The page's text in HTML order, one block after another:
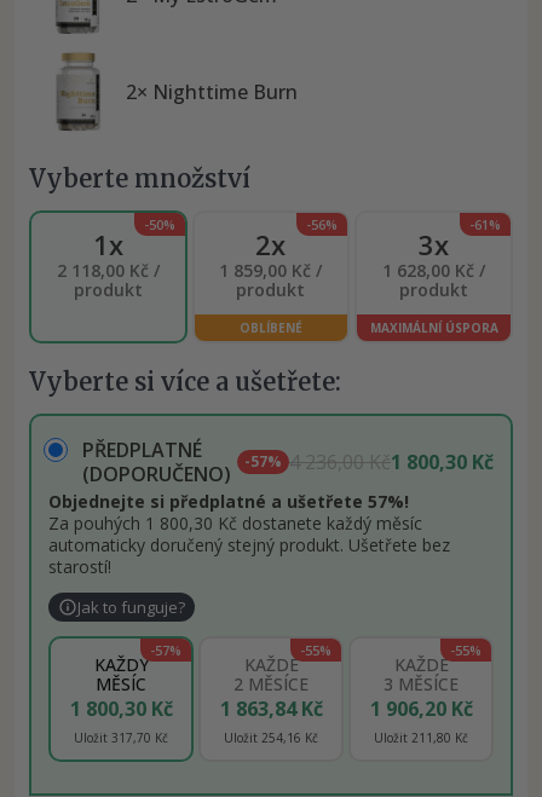
2× Nighttime Burn
Vyberte množství
-50%
1x
2 118,00 Kč /
produkt
-56%
2x
1 859,00 Kč /
produkt
OBLÍBENÉ
-61%
3x
1 628,00 Kč /
produkt
MAXIMÁLNÍ ÚSPORA
Vyberte si více a ušetřete:
PŘEDPLATNÉ
(DOPORUČENO)
-57% 4 236,00 Kč1 800,30 Kč
Objednejte si předplatné a ušetřete 57%!
Za pouhých 1 800,30 Kč dostanete každý měsíc
automaticky doručený stejný produkt. Ušetřete bez
starostí!
Jak to funguje?
-57%
KAŽDÝ
MĚSÍC
1 800,30 Kč
Uložit 317,70 Kč
-55%
KAŽDÉ
2 MĚSÍCE
1 863,84 Kč
Uložit 254,16 Kč
-55%
KAŽDÉ
3 MĚSÍCE
1 906,20 Kč
Uložit 211,80 Kč